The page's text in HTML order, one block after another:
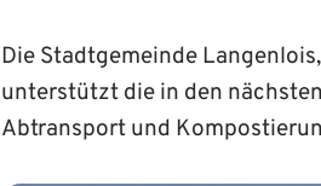
Die Stadtgemeinde
unterstützt die in den
Abtransport und